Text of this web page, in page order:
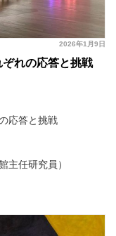
2026年1月9日
れの応答と挑戦
応答と挑戦
主任研究員）